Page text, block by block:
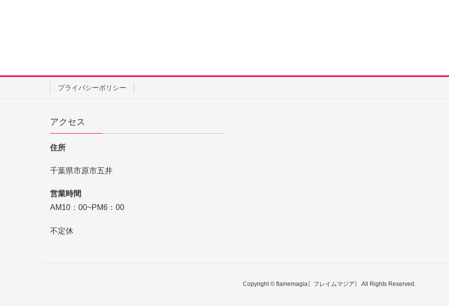
プライバシーポリシー
アクセス
住所
千葉県市原市五井
営業時間
AM10：00~PM6：00
不定休
Copyright © flamemagia〖フレイムマジア〗 All Rights Reserved.